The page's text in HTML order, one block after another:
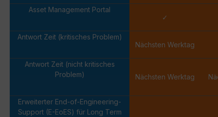
Asset Management Portal
✓
Antwort Zeit (kritisches Problem)
Nächsten Werktag
Antwort Zeit (nicht kritisches
Problem)
Nächsten Werktag
Erweiterter End-of-Engineering-
Support (E-EoES) für Long Term